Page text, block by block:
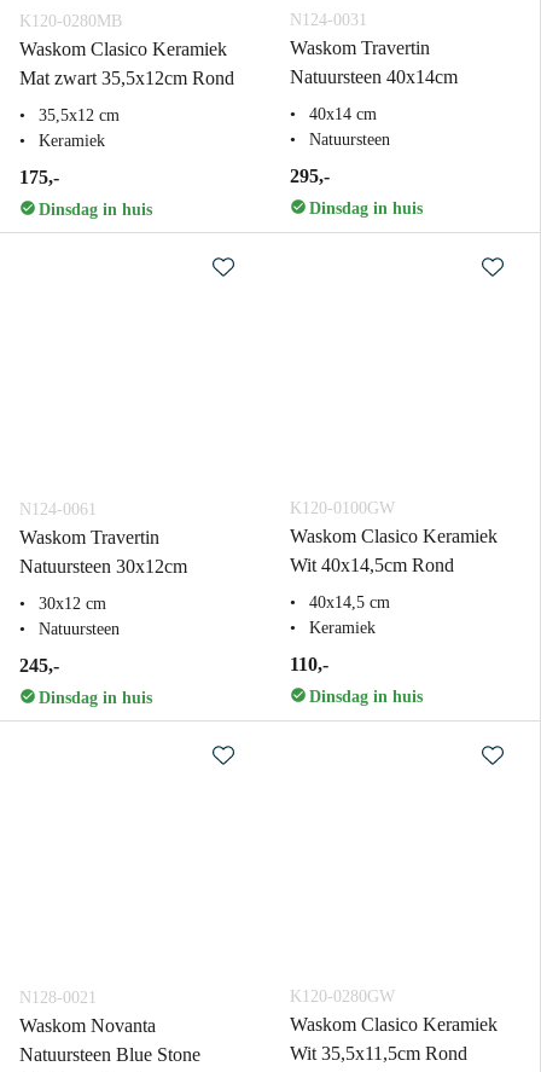
K120-0280MB
Waskom Clasico Keramiek
Mat zwart 35,5x12cm Rond
35,5x12 cm
Keramiek
175,-
Dinsdag in huis
N124-0031
Waskom Travertin
Natuursteen 40x14cm
40x14 cm
Natuursteen
295,-
Dinsdag in huis
N124-0061
Waskom Travertin
Natuursteen 30x12cm
30x12 cm
Natuursteen
245,-
Dinsdag in huis
K120-0100GW
Waskom Clasico Keramiek
Wit 40x14,5cm Rond
40x14,5 cm
Keramiek
110,-
Dinsdag in huis
N128-0021
Waskom Novanta
Natuursteen Blue Stone
K120-0280GW
Waskom Clasico Keramiek
Wit 35,5x11,5cm Rond